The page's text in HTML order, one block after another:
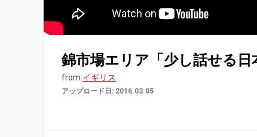
錦市場エリア「少し話せる日
from:イギリス
アップロード日: 2016.03.05